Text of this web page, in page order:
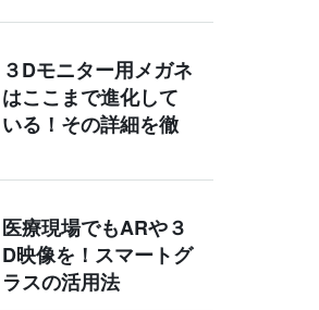
３Dモニター用メガネ
はここまで進化して
いる！その詳細を徹
医療現場でもARや３
D映像を！スマートグ
ラスの活用法